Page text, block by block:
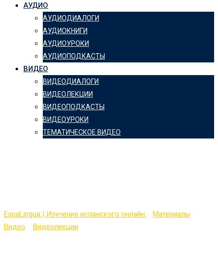
АУДИО
АУДИОДИАЛОГИ
АУДИОКНИГИ
АУДИОУРОКИ
АУДИОПОДКАСТЫ
ВИДЕО
ВИДЕОДИАЛОГИ
ВИДЕОЛЕКЦИИ
ВИДЕОПОДКАСТЫ
ВИДЕОУРОКИ
ТЕМАТИЧЕСКОЕ ВИДЕО
EspaLingua | Изучение испанского онлайн Материалы
Видео
Видеолекции